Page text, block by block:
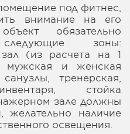
под фитнес,
внимание на его
обязательно
зоны:
(из расчета на 1
мужская и женская
тренерская,
стойка
зале должны
желательно наличие
освещения.